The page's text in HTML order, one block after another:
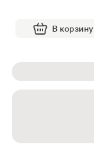
В корзину